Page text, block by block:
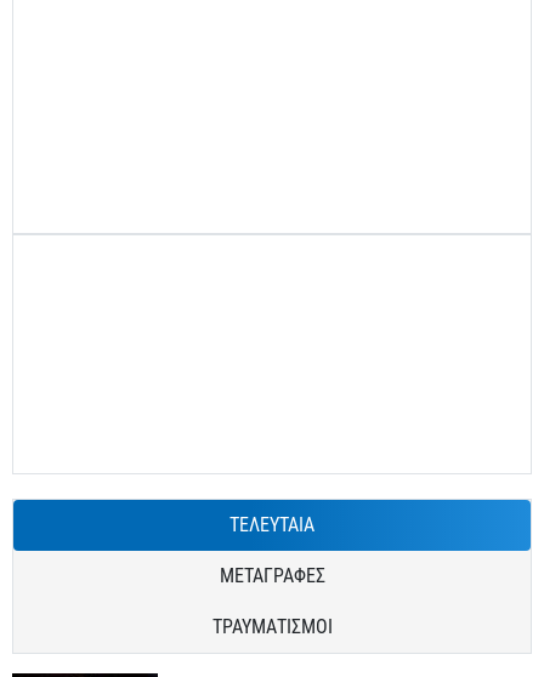
ΤΕΛΕΥΤΑΙΑ
ΜΕΤΑΓΡΑΦΕΣ
ΤΡΑΥΜΑΤΙΣΜΟΙ